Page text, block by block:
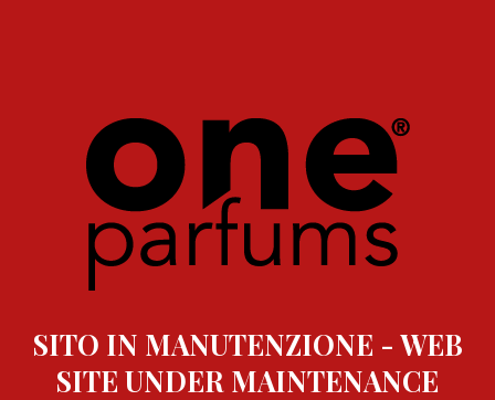
SITO IN MANUTENZIONE - WEB
SITE UNDER MAINTENANCE